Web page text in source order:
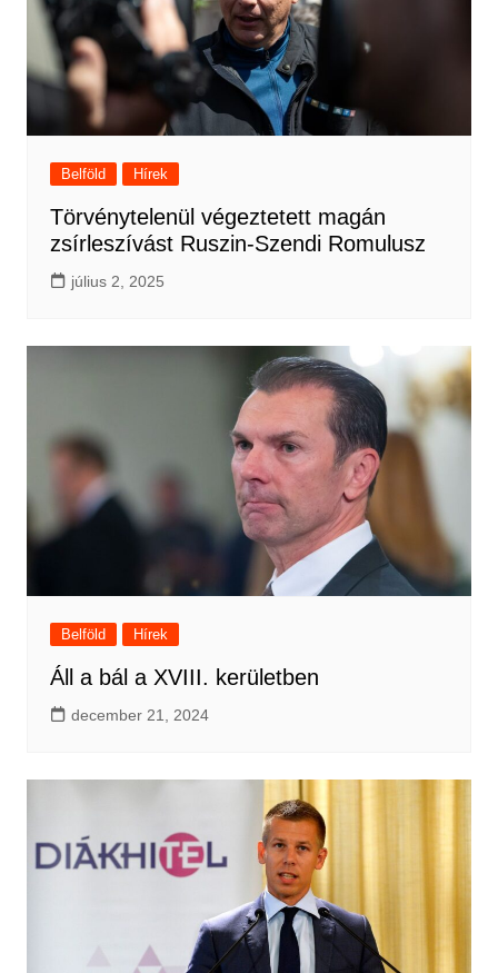
Belföld Hírek
Törvénytelenül végeztetett magán
zsírleszívást Ruszin-Szendi Romulusz
július 2, 2025
Belföld Hírek
Áll a bál a XVIII. kerületben
december 21, 2024